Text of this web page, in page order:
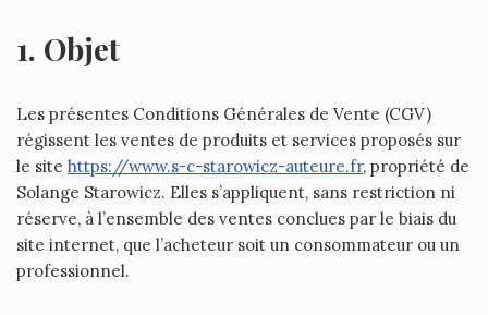
1. Objet
Les présentes Conditions Générales de Vente (CGV)
régissent les ventes de produits et services proposés sur
le site https://www.s-c-starowicz-auteure.fr, propriété de
Solange Starowicz. Elles s’appliquent, sans restriction ni
réserve, à l’ensemble des ventes conclues par le biais du
site internet, que l’acheteur soit un consommateur ou un
professionnel.